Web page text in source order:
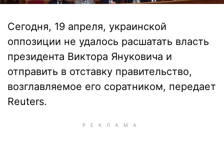
Сегодня, 19 апреля, украинской
оппозиции не удалось расшатать власть
президента Виктора Януковича и
отправить в отставку правительство,
возглавляемое его соратником, передает
Reuters.